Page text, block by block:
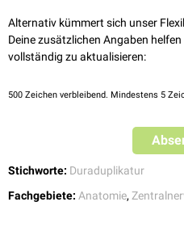
Alternativ kümmert sich unser
Deine zusätzlichen Angaben
vollständig zu aktualisieren:
500 Zeichen verbleibend. Mindestens 5
Stichworte: Duraduplikatur
Fachgebiete: Anatomie,